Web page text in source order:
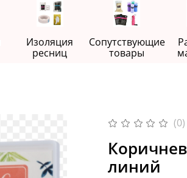
Изоляция
ресниц
Сопутствующие
товары
(0)
линий